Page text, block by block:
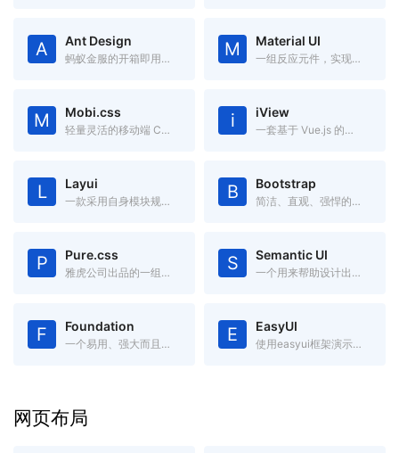
A Ant Design
蚂蚁金服的开箱即用的中台前端/设计解决方案 M Material UI
一组反应元件，实现谷歌的材料设计
M Mobi.css
轻量灵活的移动端 CSS 框架 i iView
一套基于 Vue.js 的高质量 UI 组件库
L Layui
一款采用自身模块规范编写的前端 UI 框架，遵循原生 HTML/CSS/JS 的书写与组织形式，门槛极低，拿来即用 B Bootstrap
简洁、直观、强悍的前端开发框架，让web开发更迅速、简单。
P Pure.css
雅虎公司出品的一组轻量级、响应式纯css模块,适用于任何Web项目 S Semantic UI
一个用来帮助设计出漂亮的、响应化、人性化的网络框架
F Foundation
一个易用、强大而且灵活的框架,用于构建基于任何设备上的 Web 应用。 E EasyUI
使用easyui框架演示如何轻松创建web页面
网页布局